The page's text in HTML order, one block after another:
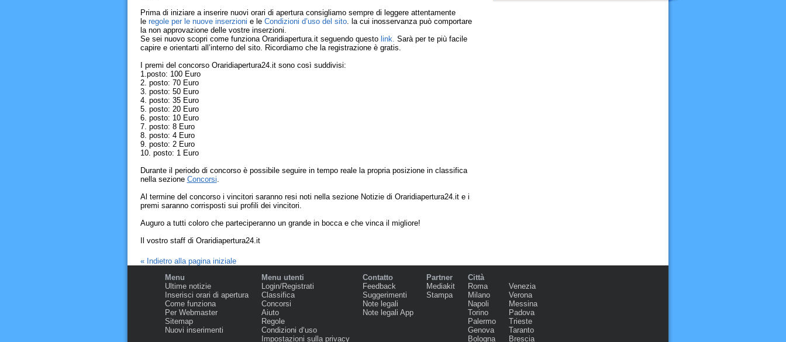
Prima di iniziare a inserire nuovi orari di apertura consigliamo sempre di leggere attentamente
le regole per le nuove inserzioni e le Condizioni d’uso del sito. la cui inosservanza può comportare
la non approvazione delle vostre inserzioni.
Se sei nuovo scopri come funziona Oraridiapertura.it seguendo questo link. Sarà per te più facile
capire e orientarti all’interno del sito. Ricordiamo che la registrazione è gratis.
I premi del concorso Oraridiapertura24.it sono così suddivisi:
1.posto: 100 Euro
2. posto: 70 Euro
3. posto: 50 Euro
4. posto: 35 Euro
5. posto: 20 Euro
6. posto: 10 Euro
7. posto: 8 Euro
8. posto: 4 Euro
9. posto: 2 Euro
10. posto: 1 Euro
Durante il periodo di concorso è possibile seguire in tempo reale la propria posizione in classifica
nella sezione Concorsi.
Al termine del concorso i vincitori saranno resi noti nella sezione Notizie di Oraridiapertura24.it e i
premi saranno corrisposti sui profili dei vincitori.
Auguro a tutti coloro che parteciperanno un grande in bocca e che vinca il migliore!
Il vostro staff di Oraridiapertura24.it
« Indietro alla pagina iniziale
Menu
Ultime notizie
Inserisci orari di apertura
Come funziona
Per Webmaster
Sitemap
Nuovi inserimenti
Menu utenti
Login/Registrati
Classifica
Concorsi
Aiuto
Regole
Condizioni d‘uso
Impostazioni sulla privacy
Contatto
Feedback
Suggerimenti
Note legali
Note legali App
Partner
Mediakit
Stampa
Città
Roma
Milano
Napoli
Torino
Palermo
Genova
Bologna
Venezia
Verona
Messina
Padova
Trieste
Taranto
Brescia